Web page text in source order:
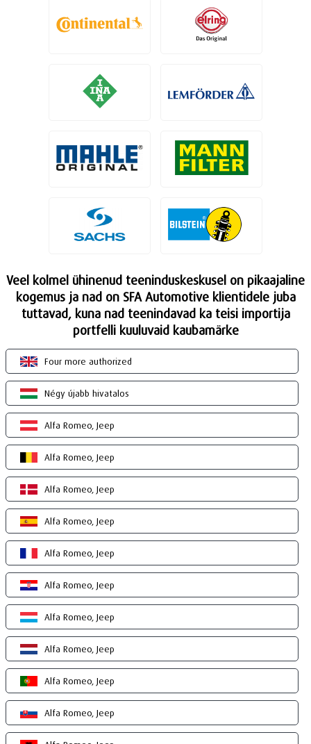
Veel kolmel ühinenud teeninduskeskusel on pikaajaline
kogemus ja nad on SFA Automotive klientidele juba
tuttavad, kuna nad teenindavad ka teisi importija
portfelli kuuluvaid kaubamärke
Four more authorized
Négy újabb hivatalos
Alfa Romeo, Jeep
Alfa Romeo, Jeep
Alfa Romeo, Jeep
Alfa Romeo, Jeep
Alfa Romeo, Jeep
Alfa Romeo, Jeep
Alfa Romeo, Jeep
Alfa Romeo, Jeep
Alfa Romeo, Jeep
Alfa Romeo, Jeep